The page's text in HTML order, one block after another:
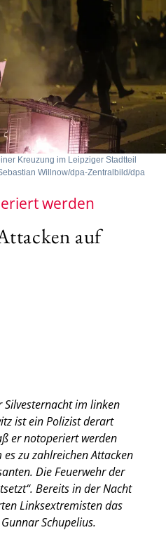
Kreuzung im Leipziger Stadtteil
Willnow/dpa-Zentralbild/dpa
werden
auf
Silvesternacht im linken
ist ein Polizist derart
er notoperiert werden
zu zahlreichen Attacken
Die Feuerwehr der
Bereits in der Nacht
Linksextremisten das
Schupelius.